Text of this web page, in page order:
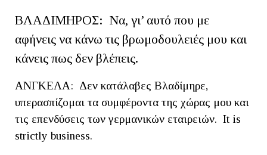
ΒΛΑΔΙΜΗΡΟΣ: Να, γι’ αυτό που με
αφήνεις να κάνω τις βρωμοδουλειές μου και
κάνεις πως δεν βλέπεις.
ΑΝΓΚΕΛΑ: Δεν κατάλαβες Βλαδίμηρε,
υπερασπίζομαι τα συμφέροντα της χώρας μου και
τις επενδύσεις των γερμανικών εταιρειών. It is
strictly business.